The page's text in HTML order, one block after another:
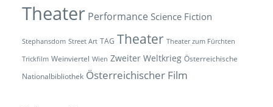
Theater Performance Science Fiction
Stephansdom Street Art TAG Theater Theater zum Fürchten
Trickfilm Weinviertel Wien Zweiter Weltkrieg Österreichische
Nationalbibliothek Österreichischer Film